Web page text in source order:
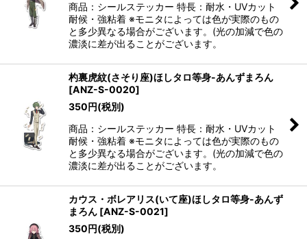
商品：シールステッカー 特長：耐水・UVカット
耐候・強粘着 ※モニタによっては色が実際のもの
と多少異なる場合がございます。(光の加減で色の
濃淡に差が出ることがございます。
杓裏虎紋(さそり座)ほしタロ等身-あんずまろん
[ANZ-S-0020]
350円(税別)
商品：シールステッカー 特長：耐水・UVカット
耐候・強粘着 ※モニタによっては色が実際のもの
と多少異なる場合がございます。(光の加減で色の
濃淡に差が出ることがございます。
カウス・ボレアリス(いて座)ほしタロ等身-あんず
まろん [ANZ-S-0021]
350円(税別)